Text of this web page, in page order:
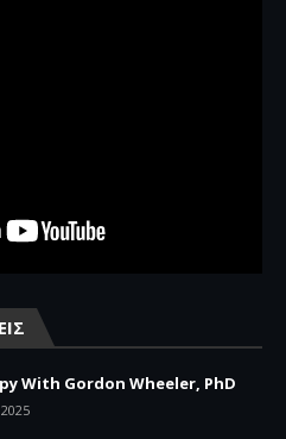
With Gordon Wheeler, PhD